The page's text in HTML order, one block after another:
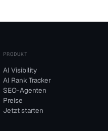
PRODUKT
AI Visibility
AI Rank Tracker
SEO-Agenten
Preise
Jetzt starten